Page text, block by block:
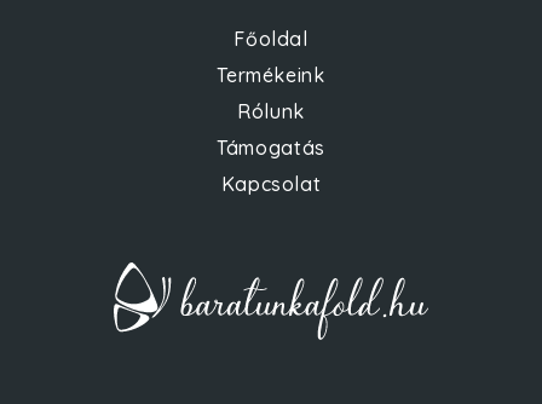
Főoldal
Termékeink
Rólunk
Támogatás
Kapcsolat